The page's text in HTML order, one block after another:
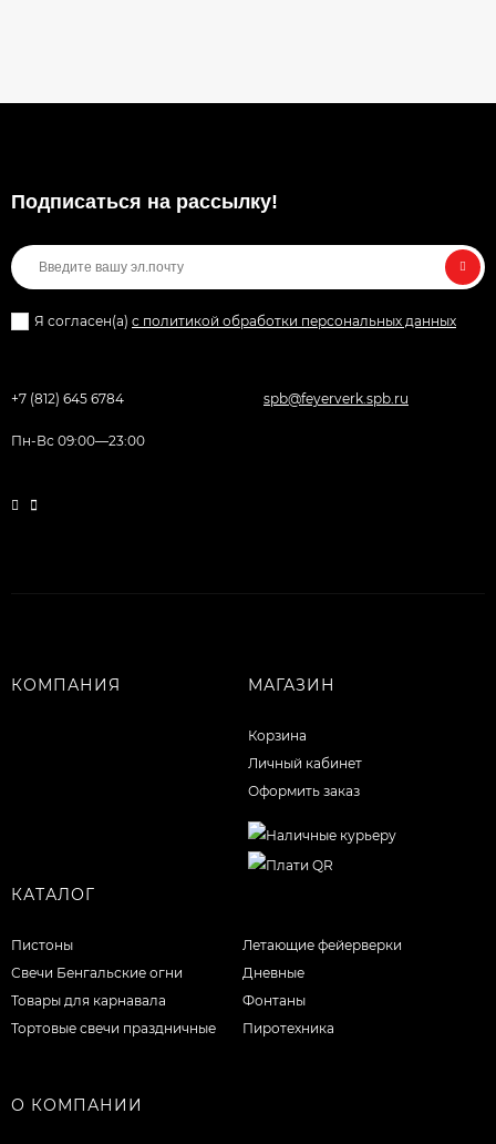
Подписаться на рассылкy!
Я согласен(a) с политикой обработки персональных данных
+7 (812) 645 6784 spb@feyerverk.spb.ru
Пн-Вс 09:00—23:00
КОМПАНИЯ МАГАЗИН
Корзина
Личный кабинет
Оформить заказ
КАТАЛОГ
Пистоны
Свечи Бенгальские огни
Товары для карнавала
Тортовые свечи праздничные
Летающие фейерверки
Дневные
Фонтаны
Пиротехника
О КОМПАНИИ